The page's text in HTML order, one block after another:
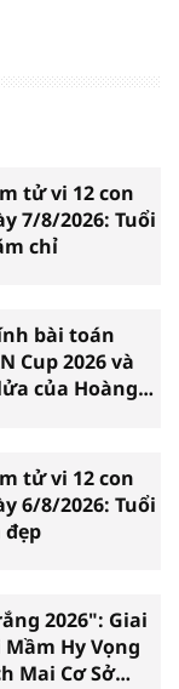
tử vi 12 con
7/8/2026: Tuổi
chỉ
bài toán
Cup 2026 và
của Hoàng
tử vi 12 con
6/8/2026: Tuổi
2026": Giai
Hy Vọng
Mai Cơ Sở